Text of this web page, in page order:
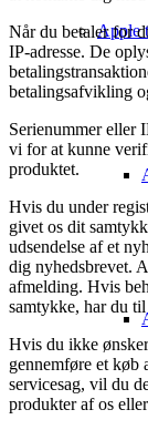
Apple
Når du betaler for
IP-adresse. De
betalingsafvikling
Serienummer eller
vi for at kunne
produktet.
Hvis du under
givet os dit
udsendelse af et
dig nyhedsbrevet.
afmelding. Hvis
samtykke, har du
Hvis du ikke
gennemføre et køb
servicesag, vil du
produkter af os